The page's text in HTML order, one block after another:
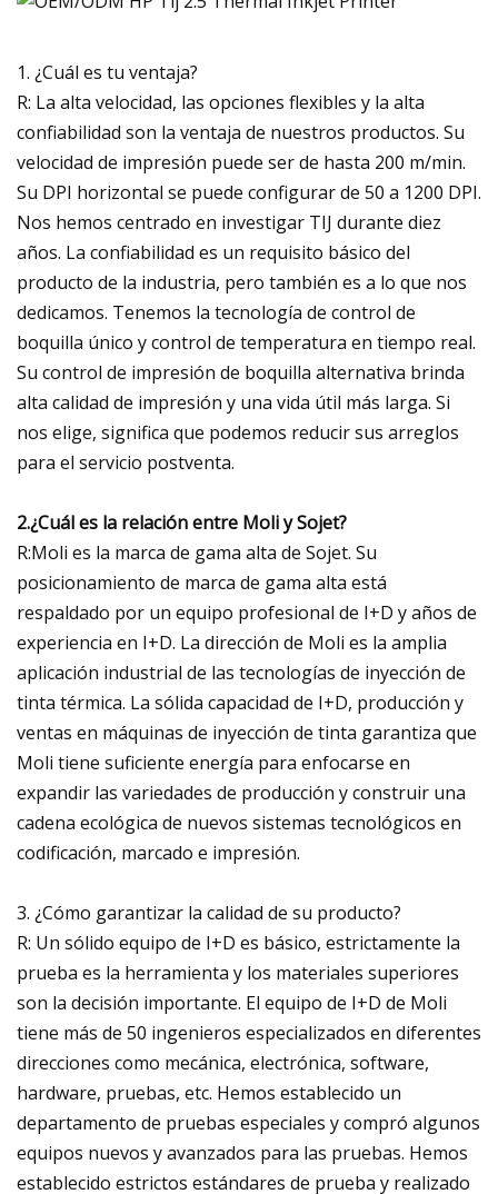
1. ¿Cuál es tu ventaja?
R: La alta velocidad, las opciones flexibles y la alta
confiabilidad son la ventaja de nuestros productos. Su
velocidad de impresión puede ser de hasta 200 m/min.
Su DPI horizontal se puede configurar de 50 a 1200 DPI.
Nos hemos centrado en investigar TIJ durante diez
años. La confiabilidad es un requisito básico del
producto de la industria, pero también es a lo que nos
dedicamos. Tenemos la tecnología de control de
boquilla único y control de temperatura en tiempo real.
Su control de impresión de boquilla alternativa brinda
alta calidad de impresión y una vida útil más larga. Si
nos elige, significa que podemos reducir sus arreglos
para el servicio postventa.
2.¿Cuál es la relación entre Moli y Sojet?
R:Moli es la marca de gama alta de Sojet. Su
posicionamiento de marca de gama alta está
respaldado por un equipo profesional de I+D y años de
experiencia en I+D. La dirección de Moli es la amplia
aplicación industrial de las tecnologías de inyección de
tinta térmica. La sólida capacidad de I+D, producción y
ventas en máquinas de inyección de tinta garantiza que
Moli tiene suficiente energía para enfocarse en
expandir las variedades de producción y construir una
cadena ecológica de nuevos sistemas tecnológicos en
codificación, marcado e impresión.
3. ¿Cómo garantizar la calidad de su producto?
R: Un sólido equipo de I+D es básico, estrictamente la
prueba es la herramienta y los materiales superiores
son la decisión importante. El equipo de I+D de Moli
tiene más de 50 ingenieros especializados en diferentes
direcciones como mecánica, electrónica, software,
hardware, pruebas, etc. Hemos establecido un
departamento de pruebas especiales y compró algunos
equipos nuevos y avanzados para las pruebas. Hemos
establecido estrictos estándares de prueba y realizado